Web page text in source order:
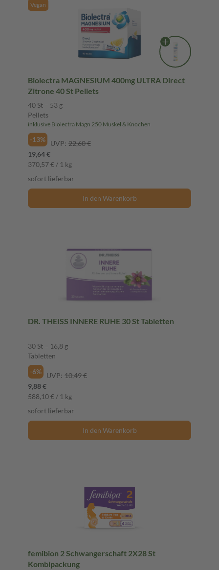
Vegan
Biolectra MAGNESIUM 400mg ULTRA Direct
Zitrone 40 St Pellets
40 St = 53 g
Pellets
inklusive Biolectra Magn 250 Muskel & Knochen
-13% UVP: 22,60 €
19,64 €
370,57 € / 1 kg
sofort lieferbar
In den Warenkorb
DR. THEISS INNERE RUHE 30 St Tabletten
30 St = 16,8 g
Tabletten
-6%
UVP: 10,49 €
9,88 €
588,10 € / 1 kg
sofort lieferbar
In den Warenkorb
femibion 2 Schwangerschaft 2X28 St
Kombipackung